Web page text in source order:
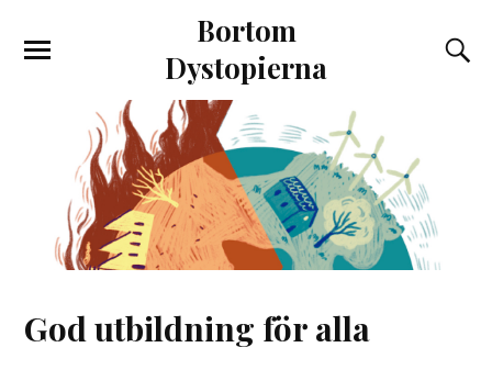
Bortom
Dystopierna
God utbildning för alla